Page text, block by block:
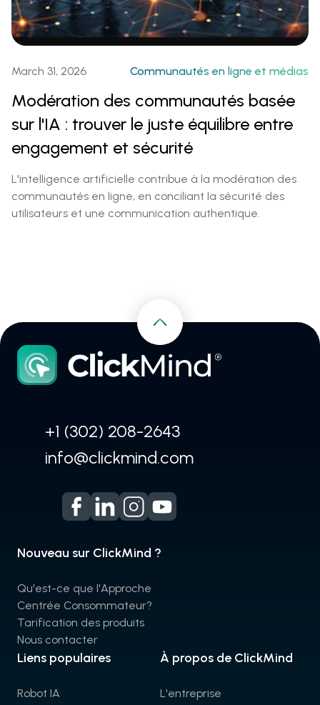
March 31, 2026 Communautés en ligne et médias‍
Modération des communautés basée
sur l'IA : trouver le juste équilibre entre
engagement et sécurité
L'intelligence artificielle contribue à la modération des
communautés en ligne, en conciliant la sécurité des
utilisateurs et une communication authentique.
+1 (302) 208-2643
info@clickmind.com
Nouveau sur ClickMind ?
Qu'est-ce que l'Approche
Centrée Consommateur?
Tarification des produits
Nous contacter
Liens populaires
Robot IA
À propos de ClickMind
L'entreprise